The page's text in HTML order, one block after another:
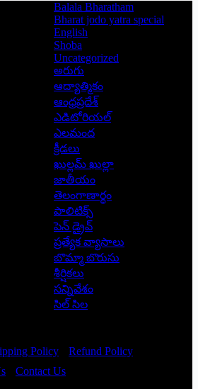
Balala Bharatham
Bharat jodo yatra special
English
Shoba
Uncategorized
అరుగు
ఆద్యాత్మికం
ఆంధ్రప్రదేశ్
ఎడిటోరియల్
ఎలమంద
క్రీడలు
ఖుల్లమ్ ఖుల్లా
జాతీయం
తెలంగాణార్థం
పాలిటిక్స్
పెన్ డ్రైవ్
ప్రత్యేక వ్యాసాలు
బొమ్మా బొరుసు
శీర్షికలు
సన్నివేశం
సిల్ సిల
Policy
Refund Policy
Contact Us